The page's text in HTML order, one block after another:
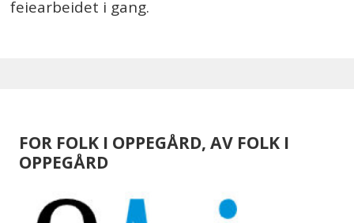
feiearbeidet i gang.
FOR FOLK I OPPEGÅRD, AV FOLK I
OPPEGÅRD